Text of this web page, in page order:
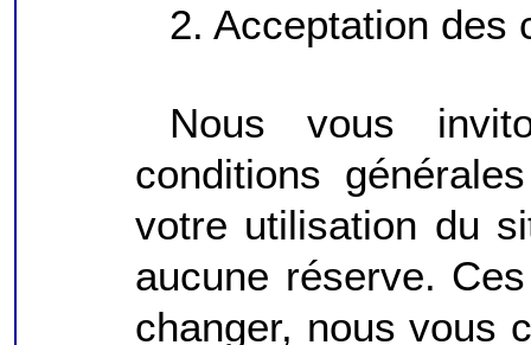
2. Acceptation des
Nous vous
conditions
votre utilisation du
aucune réserve.
changer, nous vous